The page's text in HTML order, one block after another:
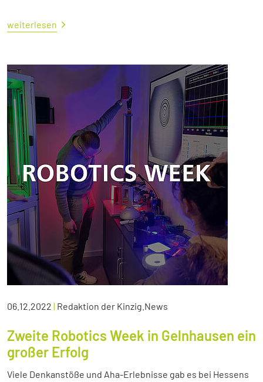
weiterlesen
06.12.2022 | Redaktion der Kinzig.News
Zweite Robotics Week in Gelnhausen ein
großer Erfolg
Viele Denkanstöße und Aha-Erlebnisse gab es bei Hessens